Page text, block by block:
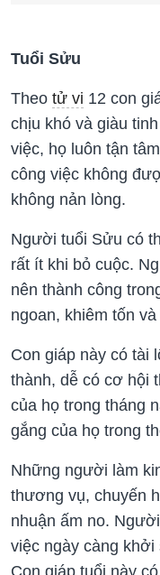
Tuổi Sửu
Theo tử vi 12 con
chịu khó và giàu
việc, họ luôn tận
công việc không
không nản lòng.
Người tuổi Sửu có
rất ít khi bỏ cuộc.
nên thành công
ngoan, khiêm tốn
Con giáp này có tài
thành, dễ có cơ hội
của họ trong tháng
gắng của họ trong
Những người làm
thương vụ, chuyến
nhuận ấm no.
việc ngày càng
Con giáp tuổi này